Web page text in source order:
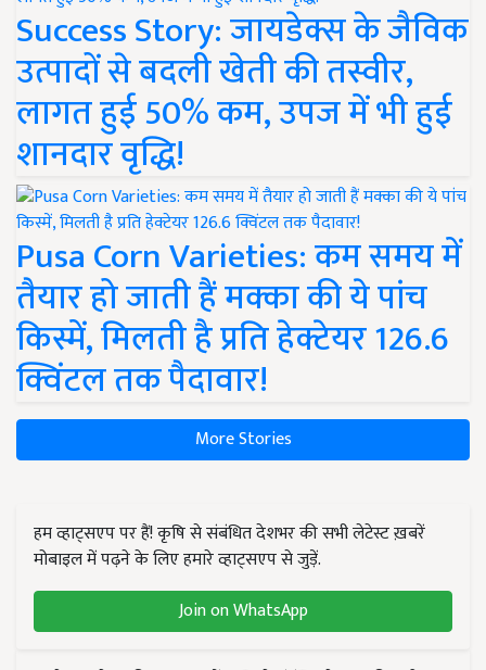
Success Story: जायडेक्स के जैविक
उत्पादों से बदली खेती की तस्वीर,
लागत हुई 50% कम, उपज में भी हुई
शानदार वृद्धि!
Pusa Corn Varieties: कम समय में
तैयार हो जाती हैं मक्का की ये पांच
किस्में, मिलती है प्रति हेक्टेयर 126.6
क्विंटल तक पैदावार!
More Stories
हम व्हाट्सएप पर हैं! कृषि से संबंधित देशभर की सभी लेटेस्ट ख़बरें
मोबाइल में पढ़ने के लिए हमारे व्हाट्सएप से जुड़ें.
Join on WhatsApp